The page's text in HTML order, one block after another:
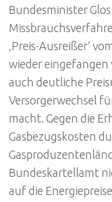
Bundesminister
‚Preis-Ausreißer‘
wieder eingefangen
auch deutliche
Versorgerwechsel
macht. Gegen die
Gasbezugskosten
Bundeskartellamt
auf die